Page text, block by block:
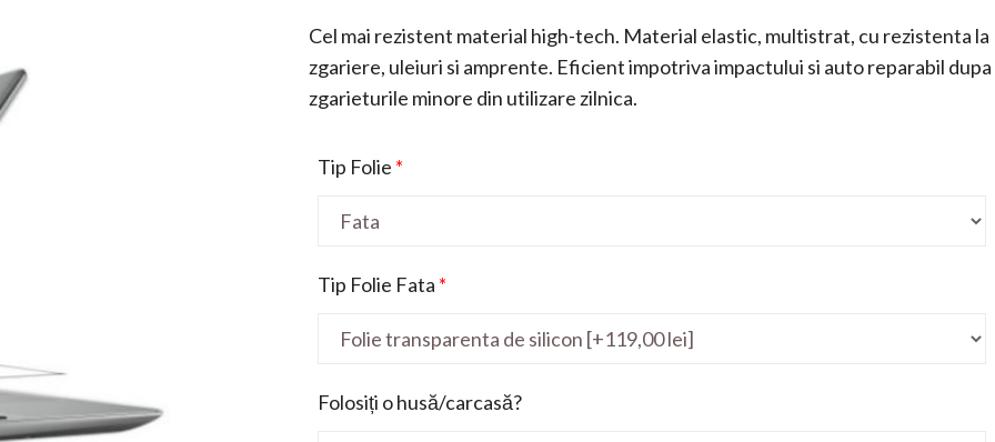
Cel mai rezistent material high-tech. Material elastic, multistrat, cu rezistenta la
zgariere, uleiuri si amprente. Eficient impotriva impactului si auto reparabil dupa
zgarieturile minore din utilizare zilnica.
Tip Folie *
Tip Folie Fata *
Folosiți o husă/carcasă?